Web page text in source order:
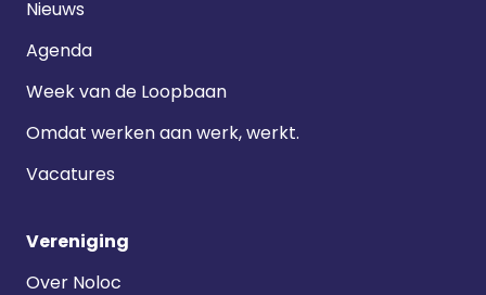
Nieuws
Agenda
Week van de Loopbaan
Omdat werken aan werk, werkt.
Vacatures
Vereniging
Over Noloc